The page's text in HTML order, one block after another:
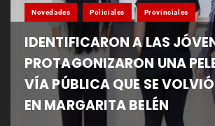
Novedades Policiales Provinciales
IDENTIFICARON A LAS
PROTAGONIZARON UNA
VÍA PÚBLICA QUE SE
EN MARGARITA BELÉN